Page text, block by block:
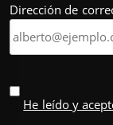
Dirección de
He leído y